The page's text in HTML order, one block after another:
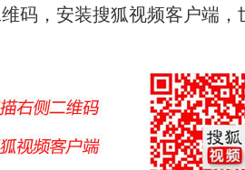
，安装搜狐视频客户端，